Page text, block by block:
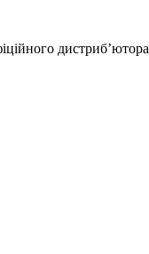
дистриб’ютора